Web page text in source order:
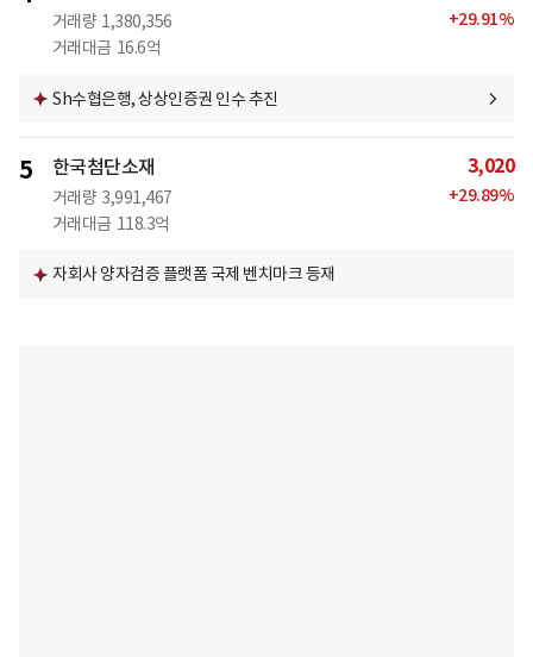
거래량 1,380,356
거래대금 16.6억
+29.91%
Sh수협은행, 상상인증권 인수 추진
5 한국첨단소재
거래량 3,991,467
거래대금 118.3억
3,020
+29.89%
자회사 양자검증 플랫폼 국제 벤치마크 등재